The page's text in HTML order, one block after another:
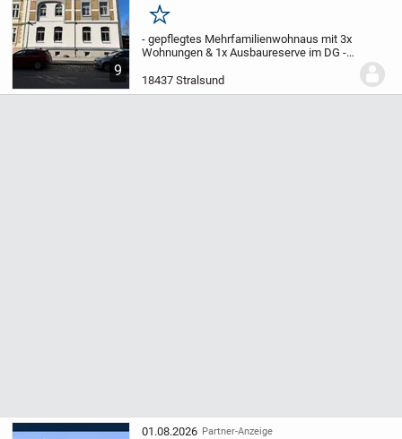
9
Merken
- gepflegtes Mehrfamilienwohnaus mit 3x
Wohnungen & 1x Ausbaureserve im DG -
sind vermietet- Massivhaus mit
Putzfassade, komplett Unterkellert,
18437 Stralsund
01.08.2026 Partner-Anzeige